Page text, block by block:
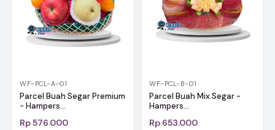
WF-PCL-A-01
Parcel Buah Segar Premium
- Hampers...
Rp 576.000
WF-PCL-B-01
Parcel Buah Mix Segar -
Hampers...
Rp 653.000